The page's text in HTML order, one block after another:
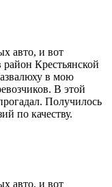
авто, и вот
район Крестьянской
в мою
В этой
Получилось
по качеству.
авто, и вот